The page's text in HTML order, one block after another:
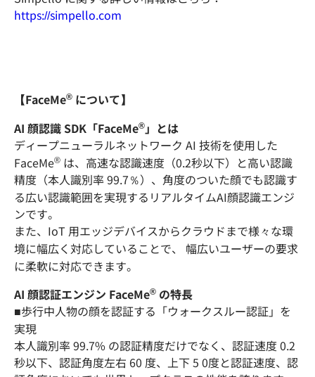
https://simpello.com
【FaceMe® について】
AI 顔認識 SDK「FaceMe®」とは
ディープニューラルネットワーク AI 技術を使用した
FaceMe® は、高速な認識速度（0.2秒以下）と高い認識
精度（本人識別率 99.7％）、角度のついた顔でも認識す
る広い認識範囲を実現するリアルタイムAI顔認識エンジ
ンです。
また、IoT 用エッジデバイスからクラウドまで様々な環
境に幅広く対応していることで、 幅広いユーザーの要求
に柔軟に対応できます。
AI 顔認証エンジン FaceMe® の特長
■歩行中人物の顔を認証する「ウォークスルー認証」を
実現
本人識別率 99.7% の認証精度だけでなく、認証速度 0.2
秒以下、認証角度左右 60 度、上下 5 0度と認証速度、認